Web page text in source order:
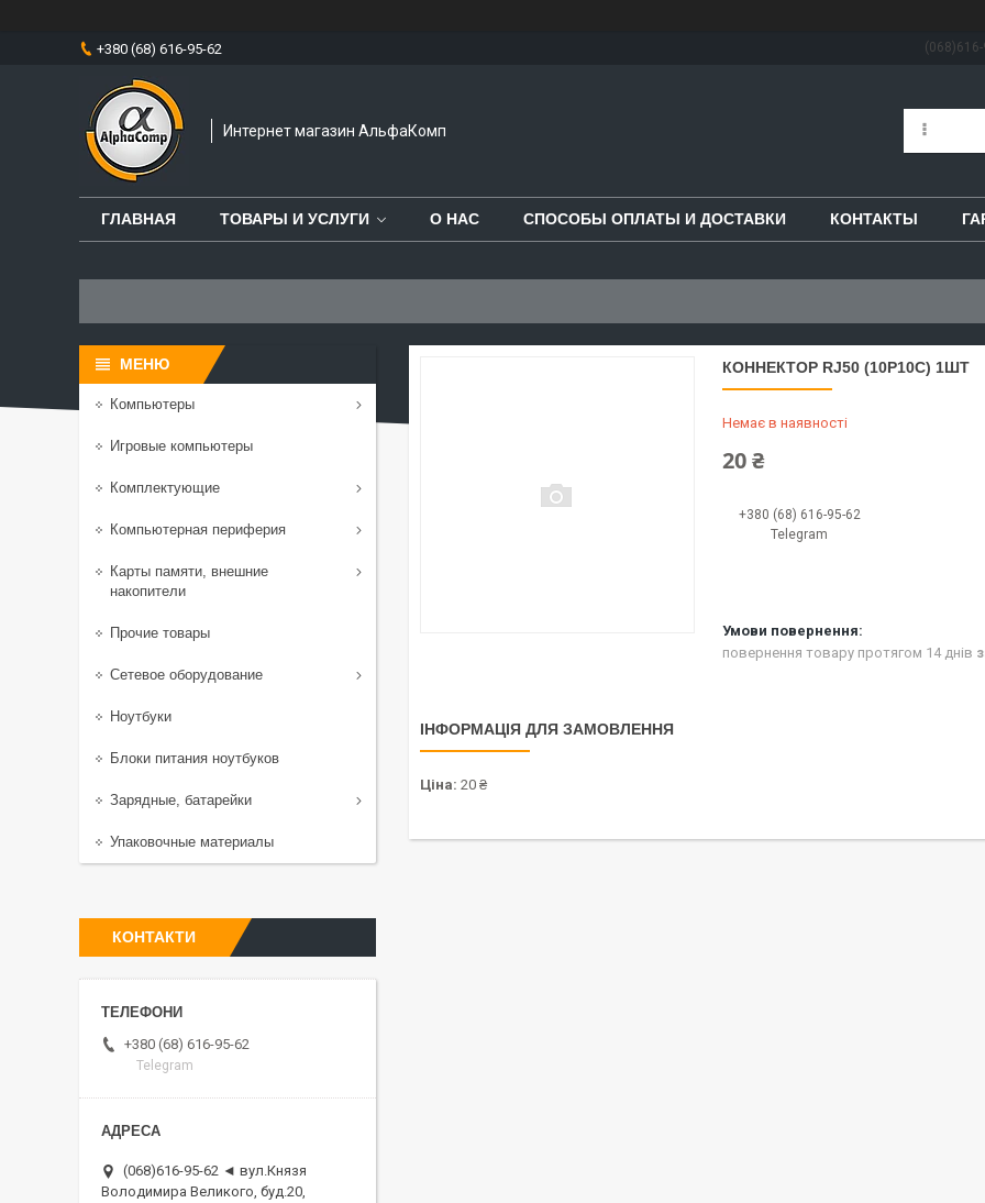
+380 (68) 616-95-62
Интернет магазин АльфаКомп
ГЛАВНАЯ ТОВАРЫ И УСЛУГИ О НАС СПОСОБЫ ОПЛАТЫ И ДОСТАВКИ КОНТАКТЫ
КОННЕКТОР RJ50 (10P10C) 1ШТ
Немає в наявності
20 ₴
+380 (68) 616-95-62
Telegram
повернення товару протягом 14 днів
ІНФОРМАЦІЯ ДЛЯ ЗАМОВЛЕННЯ
Ціна: 20 ₴
Компьютеры
Игровые компьютеры
Комплектующие
Компьютерная периферия
Карты памяти, внешние
накопители
Прочие товары
Сетевое оборудование
Ноутбуки
Блоки питания ноутбуков
Зарядные, батарейки
Упаковочные материалы
КОНТАКТИ
+380 (68) 616-95-62
Telegram
(068)616-95-62 ◄ вул.Князя
Володимира Великого, буд.20,